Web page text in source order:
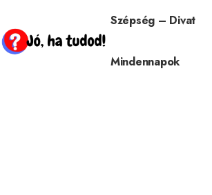
Szépség – Divat
Mindennapok